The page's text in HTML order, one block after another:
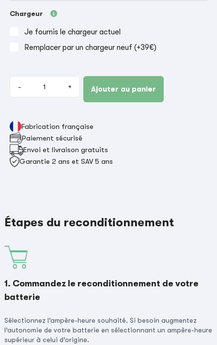
Chargeur
Je fournis le chargeur actuel
Remplacer par un chargeur neuf (+39€)
- + Ajouter au panier
Fabrication française
Paiement sécurisé
Envoi et livraison gratuits
Garantie 2 ans et SAV 5 ans
Étapes du reconditionnement
1. Commandez le reconditionnement de votre
batterie
Sélectionnez l’ampère-heure souhaité. Si besoin augmentez
l’autonomie de votre batterie en sélectionnant un ampère-heure
supérieur à celui d’origine.